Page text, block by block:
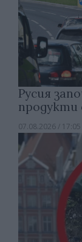
Русия
07.08.2026 / 17:05